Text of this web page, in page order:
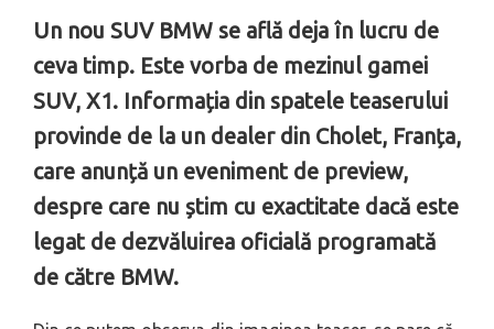
Un nou SUV BMW se află deja în lucru de
ceva timp. Este vorba de mezinul gamei
SUV, X1. Informația din spatele teaserului
provinde de la un dealer din Cholet, Franța,
care anunță un eveniment de preview,
despre care nu știm cu exactitate dacă este
legat de dezvăluirea oficială programată
de către BMW.